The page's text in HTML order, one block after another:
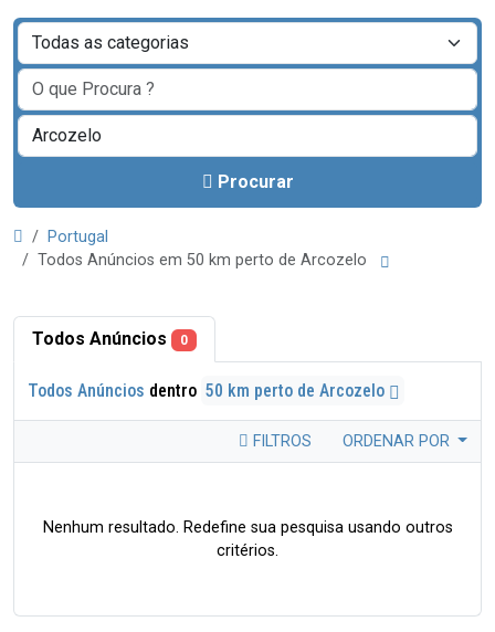
Procurar
Portugal
Todos Anúncios em 50 km perto de Arcozelo
Todos Anúncios 0
Todos Anúncios dentro 50 km perto de Arcozelo
FILTROS ORDENAR POR
Nenhum resultado. Redefine sua pesquisa usando outros
critérios.